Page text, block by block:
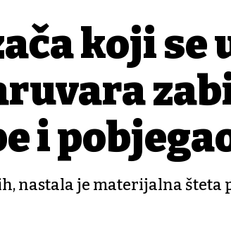
koji se
i
nastala je materijalna šteta